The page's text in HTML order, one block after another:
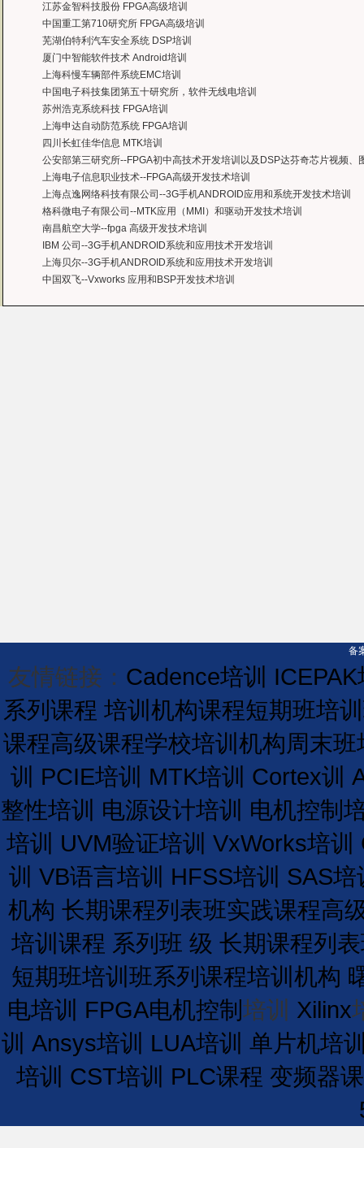
江苏金智科技股份 FPGA高级培训
中国重工第710研究所 FPGA高级培训
芜湖伯特利汽车安全系统 DSP培训
厦门中智能软件技术 Android培训
上海科慢车辆部件系统EMC培训
中国电子科技集团第五十研究所，软件无线电培训
苏州浩克系统科技 FPGA培训
上海申达自动防范系统 FPGA培训
四川长虹佳华信息 MTK培训
公安部第三研究所--FPGA初中高技术开发培训以及DSP达芬奇芯片视频、
上海电子信息职业技术--FPGA高级开发技术培训
上海点逸网络科技有限公司--3G手机ANDROID应用和系统开发技术培训
格科微电子有限公司--MTK应用（MMI）和驱动开发技术培训
南昌航空大学--fpga 高级开发技术培训
IBM 公司--3G手机ANDROID系统和应用技术开发培训
上海贝尔--3G手机ANDROID系统和应用技术开发培训
中国双飞--Vxworks 应用和BSP开发技术培训
备
友情链接： Cadence培训
系列课程 培训机构课程短期班培训
课程高级课程学校培训 机构周末班
训 PCIE培训 MTK培训 Cortex训
整性培训 电源设计培训 电机控制
培训 UVM验证培训 VxWorks培训
训 VB语言培训 HFSS培训 SAS培
机构 长期课程列表班实践课程高
培训课程 系列班 级 长期课程列表
短期班培训 班系列课程培训 机构
电培训 FPGA电机控制 培训 Xilinx
训 Ansys培训 LUA培训 单片机培
培训 CST培训 PLC课程 变频器